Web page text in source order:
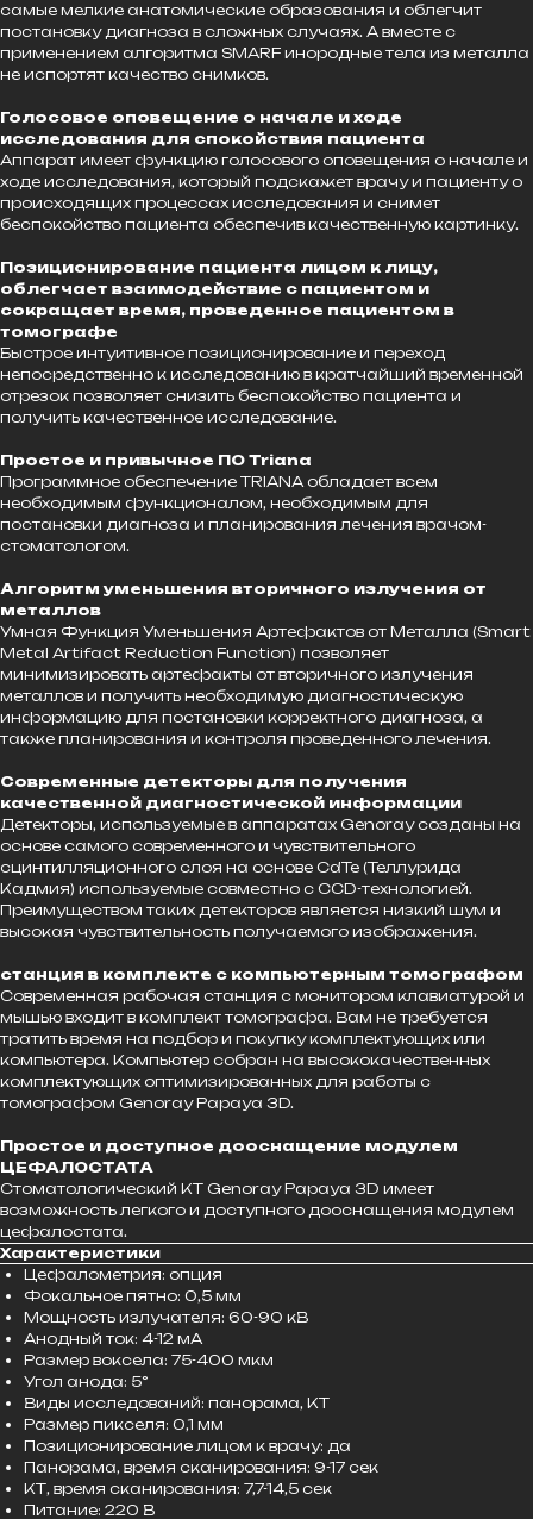
самые мелкие анатомические образования и облегчит
постановку диагноза в сложных случаях. А вместе с
применением алгоритма SMARF инородные тела из металла
не испортят качество снимков.
Голосовое оповещение о начале и ходе
исследования для спокойствия пациента
Аппарат имеет функцию голосового оповещения о начале и
ходе исследования, который подскажет врачу и пациенту о
происходящих процессах исследования и снимет
беспокойство пациента обеспечив качественную картинку.
Позиционирование пациента лицом к лицу,
облегчает взаимодействие с пациентом и
сокращает время, проведенное пациентом в
томографе
Быстрое интуитивное позиционирование и переход
непосредственно к исследованию в кратчайший временной
отрезок позволяет снизить беспокойство пациента и
получить качественное исследование.
Простое и привычное ПО Triana
Программное обеспечение TRIANA обладает всем
необходимым функционалом, необходимым для
постановки диагноза и планирования лечения врачом-
стоматологом.
Алгоритм уменьшения вторичного излучения от
металлов
Умная Функция Уменьшения Артефактов от Металла (Smart
Metal Artifact Reduction Function) позволяет
минимизировать артефакты от вторичного излучения
металлов и получить необходимую диагностическую
информацию для постановки корректного диагноза, а
также планирования и контроля проведенного лечения.
Современные детекторы для получения
качественной диагностической информации
Детекторы, используемые в аппаратах Genoray созданы на
основе самого современного и чувствительного
сцинтилляционного слоя на основе CdTe (Теллурида
Кадмия) используемые совместно с CCD-технологией.
Преимуществом таких детекторов является низкий шум и
высокая чувствительность получаемого изображения.
станция в комплекте с компьютерным томографом
Современная рабочая станция с монитором клавиатурой и
мышью входит в комплект томографа. Вам не требуется
тратить время на подбор и покупку комплектующих или
компьютера. Компьютер собран на высококачественных
комплектующих оптимизированных для работы с
томографом Genoray Papaya 3D.
Простое и доступное дооснащение модулем
ЦЕФАЛОСТАТА
Стоматологический КТ Genoray Papaya 3D имеет
возможность легкого и доступного дооснащения модулем
цефалостата.
Характеристики
Цефалометрия: опция
Фокальное пятно: 0,5 мм
Мощность излучателя: 60-90 кВ
Анодный ток: 4-12 мА
Размер воксела: 75-400 мкм
Угол анода: 5°
Виды исследований: панорама, КТ
Размер пикселя: 0,1 мм
Позиционирование лицом к врачу: да
Панорама, время сканирования: 9-17 сек
КТ, время сканирования: 7,7-14,5 сек
Питание: 220 В